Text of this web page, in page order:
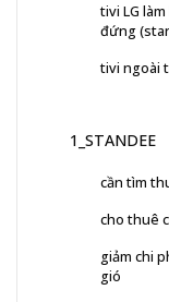
tivi LG
đứng
tivi ngoài
1_STANDEE
cần tìm
cho thuê
giảm chi
gió